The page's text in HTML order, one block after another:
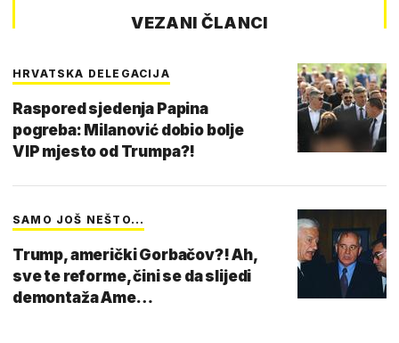
VEZANI ČLANCI
HRVATSKA DELEGACIJA
Raspored sjedenja Papina
pogreba: Milanović dobio bolje
VIP mjesto od Trumpa?!
SAMO JOŠ NEŠTO...
Trump, američki Gorbačov?! Ah,
sve te reforme, čini se da slijedi
demontaža Ame…